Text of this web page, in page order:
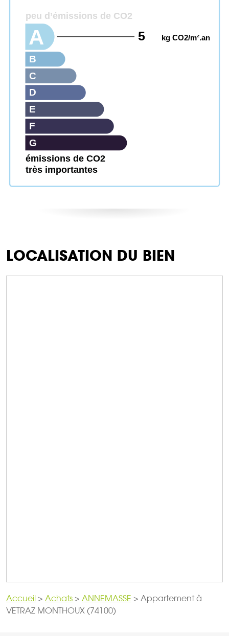
émissions de CO2
très importantes
peu d’émissions de CO2
G
F
E
D
C
B
A 5 kg CO2/m².an
LOCALISATION DU BIEN
Accueil > Achats > ANNEMASSE > Appartement à
VETRAZ MONTHOUX (74100)